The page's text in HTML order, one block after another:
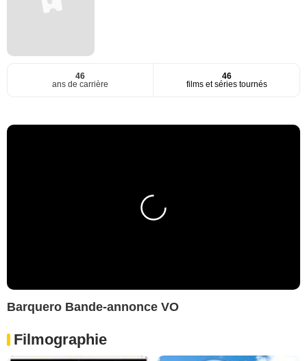
46
ans de carrière
46
films et séries tournés
Barquero Bande-annonce VO
Filmographie